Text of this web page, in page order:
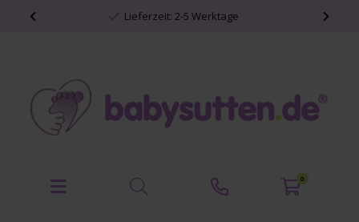
Lieferzeit: 2-5 Werktage
0